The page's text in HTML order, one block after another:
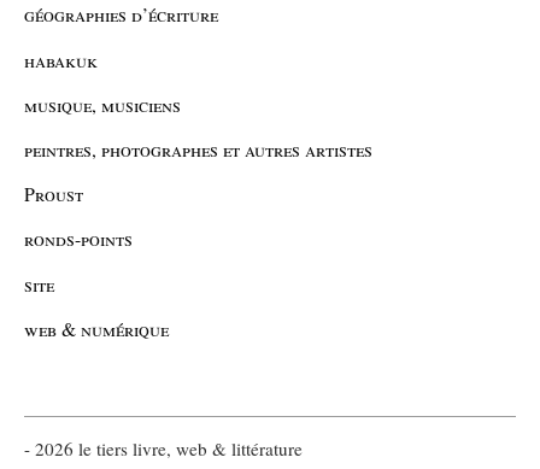
géographies d’écriture
habakuk
musique, musiciens
peintres, photographes et autres artistes
Proust
ronds-points
site
web & numérique
- 2026 le tiers livre, web & littérature